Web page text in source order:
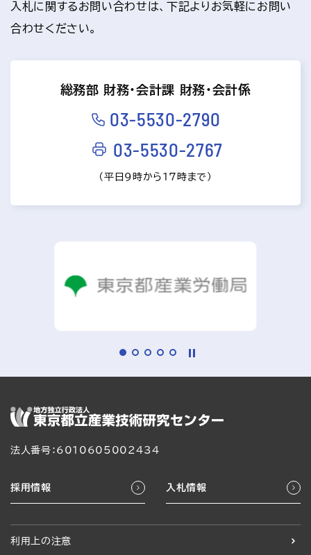
入札に関するお問い合わせは、下記よりお気軽にお問い
合わせください。
総務部 財務・会計課 財務・会計係
03-5530-2790
03-5530-2767
（平日9時から17時まで）
法人番号：6010605002434
採用情報 入札情報
利用上の注意